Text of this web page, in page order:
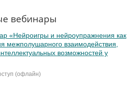
вебинары
«Нейроигры и нейроупражнения как
межполушарного взаимодействия,
возможностей у
(офлайн)